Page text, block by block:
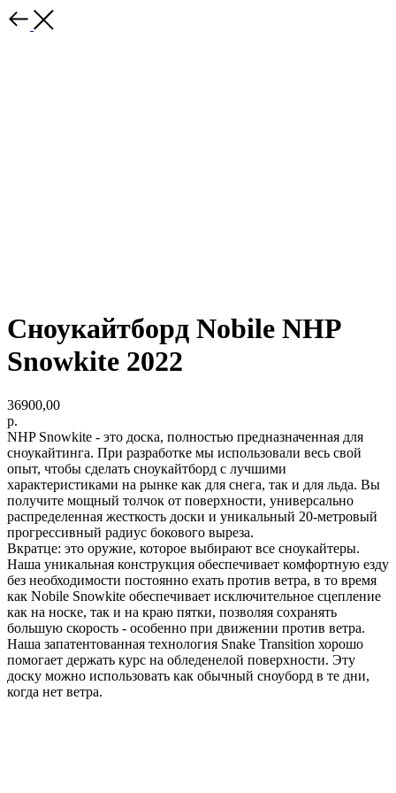
Сноукайтборд Nobile NHP
Snowkite 2022
36900,00
р.
NHP Snowkite - это доска, полностью предназначенная для
сноукайтинга. При разработке мы использовали весь свой
опыт, чтобы сделать сноукайтборд с лучшими
характеристиками на рынке как для снега, так и для льда. Вы
получите мощный толчок от поверхности, универсально
распределенная жесткость доски и уникальный 20-метровый
прогрессивный радиус бокового выреза.
Вкратце: это оружие, которое выбирают все сноукайтеры.
Наша уникальная конструкция обеспечивает комфортную езду
без необходимости постоянно ехать против ветра, в то время
как Nobile Snowkite обеспечивает исключительное сцепление
как на носке, так и на краю пятки, позволяя сохранять
большую скорость - особенно при движении против ветра.
Наша запатентованная технология Snake Transition хорошо
помогает держать курс на обледенелой поверхности. Эту
доску можно использовать как обычный сноуборд в те дни,
когда нет ветра.